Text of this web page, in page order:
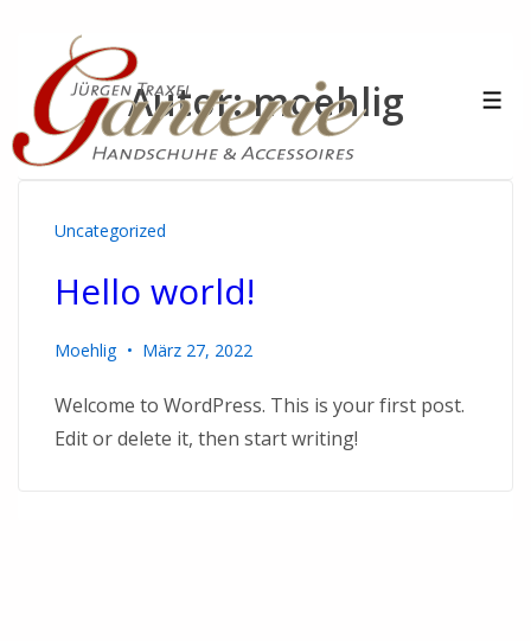
Autor:moehlig
Uncategorized
Hello world!
Moehlig März 27, 2022
Welcome to WordPress. This is your first post.
Edit or delete it, then start writing!